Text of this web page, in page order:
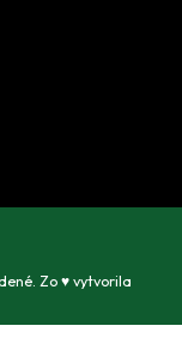
Zo ♥ vytvorila